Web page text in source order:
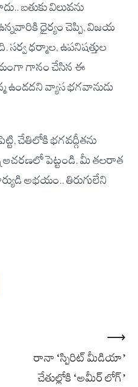
బతుకు విలువను
ధైర్యం చెప్పి, విజయ
సర్వ ధర్మాల, ఉపనిషత్తుల
గానం చేసిన ఈ
ఉండదని వ్యాస భగవానుడు
చేతిలోకి భగవద్గీతను
ఆచరణలో పెట్టండి. మీ తలరాత
అభయం.. తిరుగులేని
రానా ‘స్పిరిట్ మీడియా’
చేతుల్లోకి ‘అమీర్ లోగ్’
⟶